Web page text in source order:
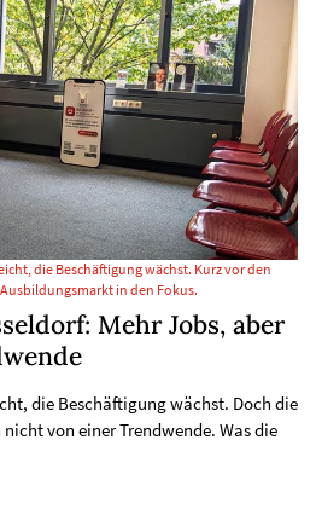
die Beschäftigung wächst. Kurz vor den
in den Fokus.
Mehr Jobs, aber
die Beschäftigung wächst. Doch die
von einer Trendwende. Was die